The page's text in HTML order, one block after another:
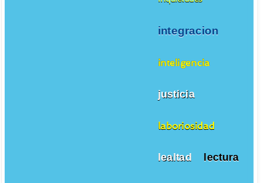
integracion
inteligencia
justicia
laboriosidad
lealtad lectura